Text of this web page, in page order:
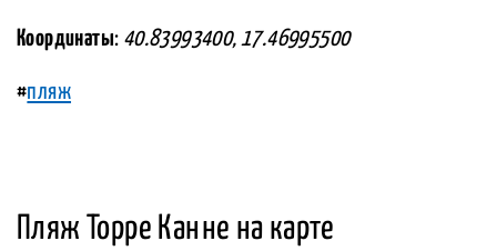
Координаты: 40.83993400, 17.46995500
#пляж
Пляж Торре Канне на карте